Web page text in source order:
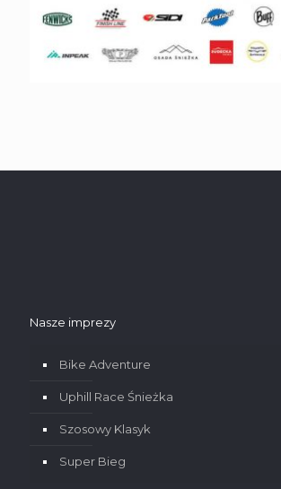
Nasze imprezy
Bike Adventure
Uphill Race Śnieżka
Szosowy Klasyk
Super Bieg